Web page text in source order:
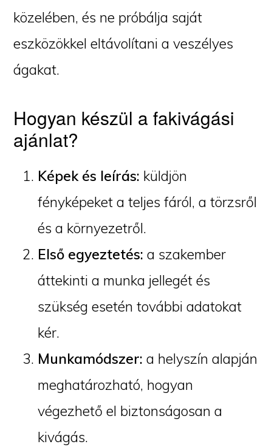
közelében, és ne próbálja saját
eszközökkel eltávolítani a veszélyes
ágakat.
Hogyan készül a fakivágási
ajánlat?
Képek és leírás: küldjön
fényképeket a teljes fáról, a törzsről
és a környezetről.
Első egyeztetés: a szakember
áttekinti a munka jellegét és
szükség esetén további adatokat
kér.
Munkamódszer: a helyszín alapján
meghatározható, hogyan
végezhető el biztonságosan a
kivágás.